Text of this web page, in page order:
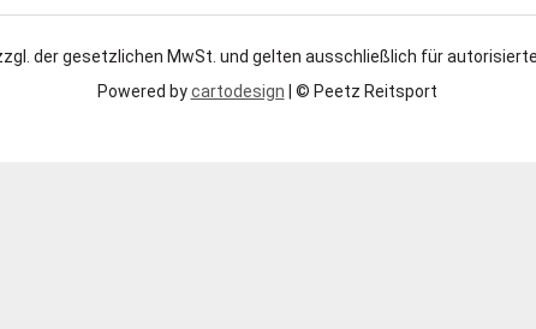
der gesetzlichen MwSt. und gelten ausschließlich für
Powered bycartodesign | © Peetz Reitsport